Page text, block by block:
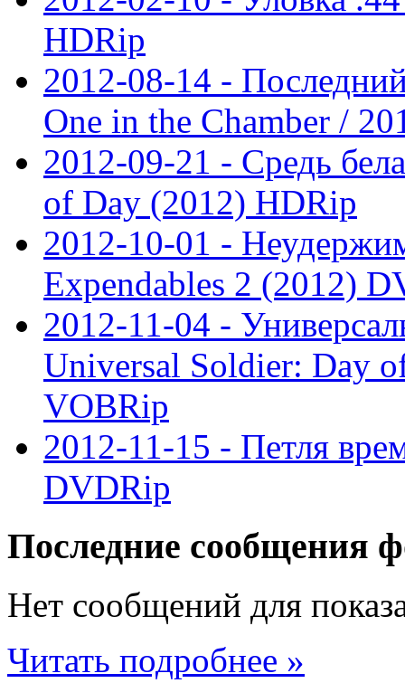
HDRip
2012-08-14 -
One in the Chamber /
2012-09-21 - Средь
of Day (2012) HDRip
2012-10-01 -
Expendables 2 (2012)
2012-11-04 -
Universal Soldier: Day
VOBRip
2012-11-15 - Петля
DVDRip
Последние сообщения
Нет сообщений для
Читать подробнее »